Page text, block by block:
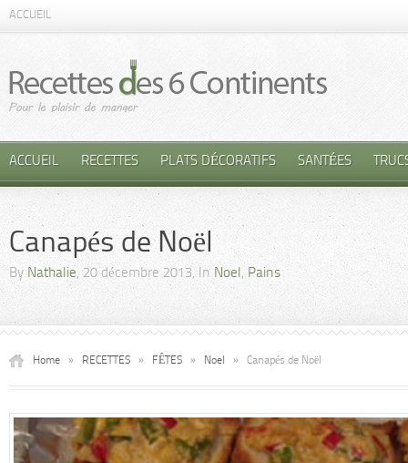
ACCUEIL
ACCUEIL RECETTES PLATS DÉCORATIFS SANTÉES
Canapés de Noël
By Nathalie, 20 décembre 2013, In Noel,Pains
Home » RECETTES » FÊTES » Noel » Canapés de Noël